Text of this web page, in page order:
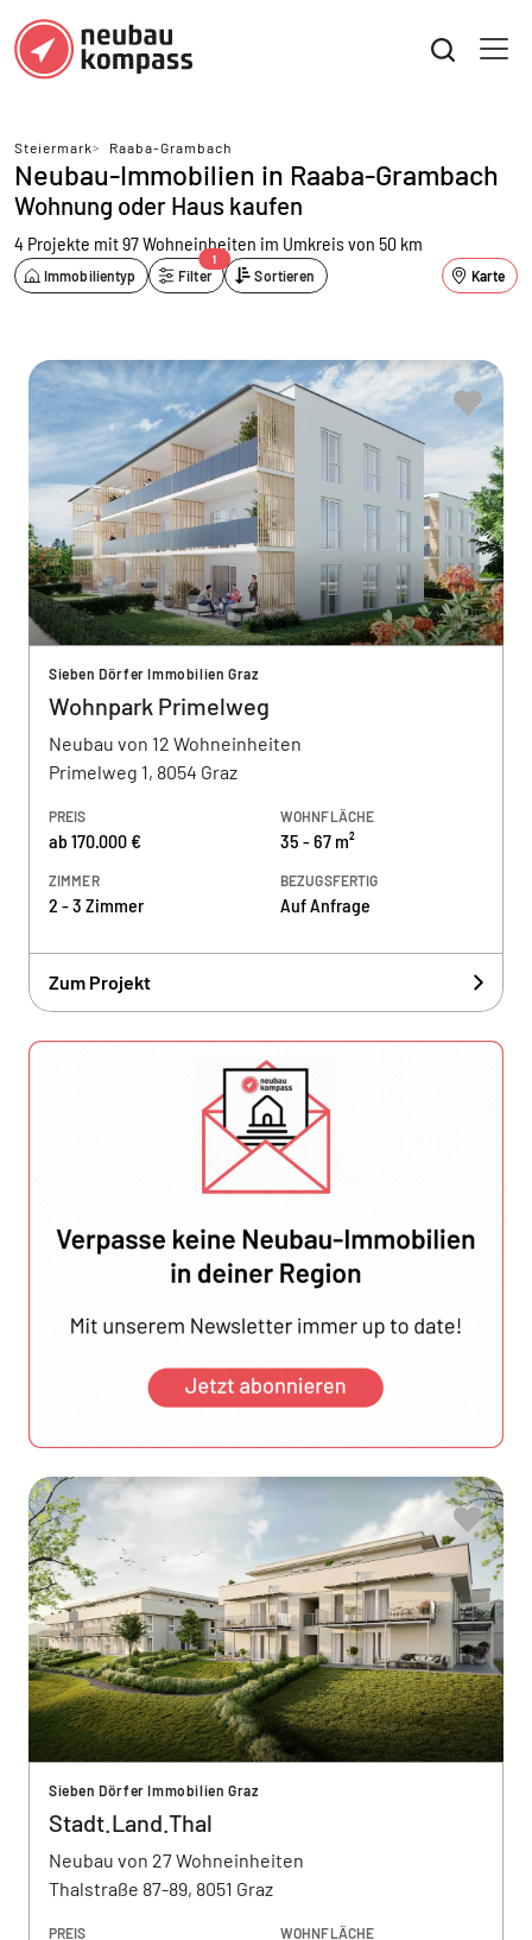
Steiermark> Raaba-Grambach
Neubau-Immobilien in Raaba-Grambach
Wohnung oder Haus kaufen
4 Projekte mit 97 Wohneinheiten im Umkreis von 50 km
Immobilientyp Filter
1
Sortieren Karte
Sieben Dörfer Immobilien Graz
Wohnpark Primelweg
Neubau von 12 Wohneinheiten
Primelweg 1, 8054 Graz
PREIS
ab 170.000 €
WOHNFLÄCHE
35 - 67 m²
ZIMMER
2 - 3 Zimmer
BEZUGSFERTIG
Auf Anfrage
Zum Projekt
Sieben Dörfer Immobilien Graz
Stadt.Land.Thal
Neubau von 27 Wohneinheiten
Thalstraße 87-89, 8051 Graz
PREIS WOHNFLÄCHE